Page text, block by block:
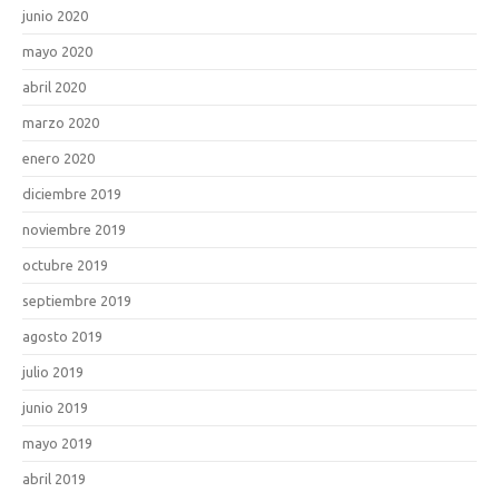
junio 2020
mayo 2020
abril 2020
marzo 2020
enero 2020
diciembre 2019
noviembre 2019
octubre 2019
septiembre 2019
agosto 2019
julio 2019
junio 2019
mayo 2019
abril 2019